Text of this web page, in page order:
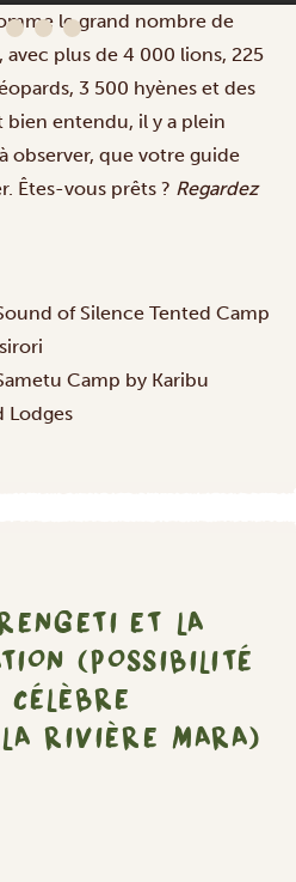
le grand nombre de
plus de 4 000 lions, 225
3 500 hyènes et des
bien entendu, il y a plein
observer, que votre guide
Êtes-vous prêts ? Regardez
of Silence Tented Camp
Camp by Karibu
Lodges
ET LA
(POSSIBILITÉ
RIVIÈRE MARA)